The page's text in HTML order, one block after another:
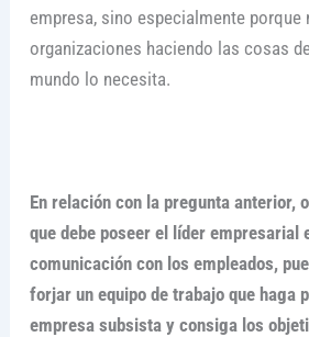
empresa, sino especialmente
organizaciones haciendo las cosas
mundo lo necesita.
En relación con la pregunta anterior,
que debe poseer el líder empresarial
comunicación con los empleados,
forjar un equipo de trabajo que haga
empresa subsista y consiga los